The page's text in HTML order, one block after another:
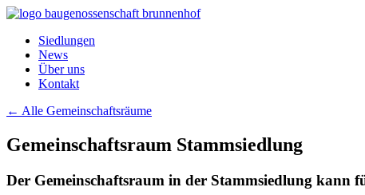
Siedlungen
News
Über uns
Kontakt
← Alle Gemeinschaftsräume
Gemeinschafts­raum Stammsiedlung
Der Gemeinschaftsraum in der Stammsiedlung kann